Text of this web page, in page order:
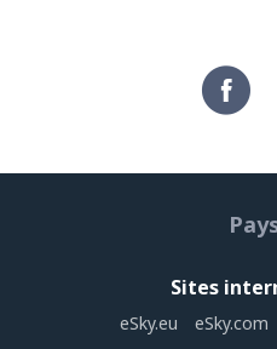
Sites
eSky.eu eSky.com